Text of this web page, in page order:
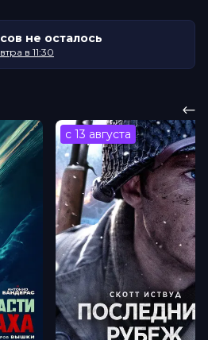
не осталось
в 11:30
с 13 августа